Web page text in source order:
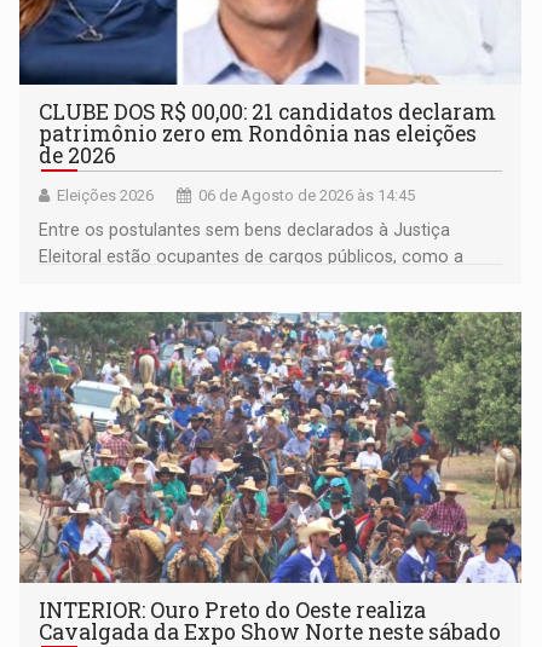
CLUBE DOS R$ 00,00: 21 candidatos declaram
patrimônio zero em Rondônia nas eleições
de 2026
Eleições 2026 06 de Agosto de 2026 às 14:45
Entre os postulantes sem bens declarados à Justiça
Eleitoral estão ocupantes de cargos públicos, como a
Pedro Geovar (PP) e a vice-prefeita Magna dos Anjos
(NOVO)
INTERIOR: Ouro Preto do Oeste realiza
Cavalgada da Expo Show Norte neste sábado